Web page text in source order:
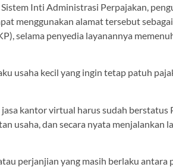
Inti Administrasi Perpajakan,
menggunakan alamat tersebut
selama penyedia layanannya
usaha kecil yang ingin tetap patuh
kantor virtual harus sudah berstatus
usaha, dan secara nyata menjalankan
perjanjian yang masih berlaku antara